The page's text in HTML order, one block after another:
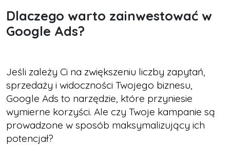
Dlaczego warto zainwestować w
Google Ads?
Jeśli zależy Ci na zwiększeniu liczby zapytań,
sprzedaży i widoczności Twojego biznesu,
Google Ads to narzędzie, które przyniesie
wymierne korzyści. Ale czy Twoje kampanie są
prowadzone w sposób maksymalizujący ich
potencjał?